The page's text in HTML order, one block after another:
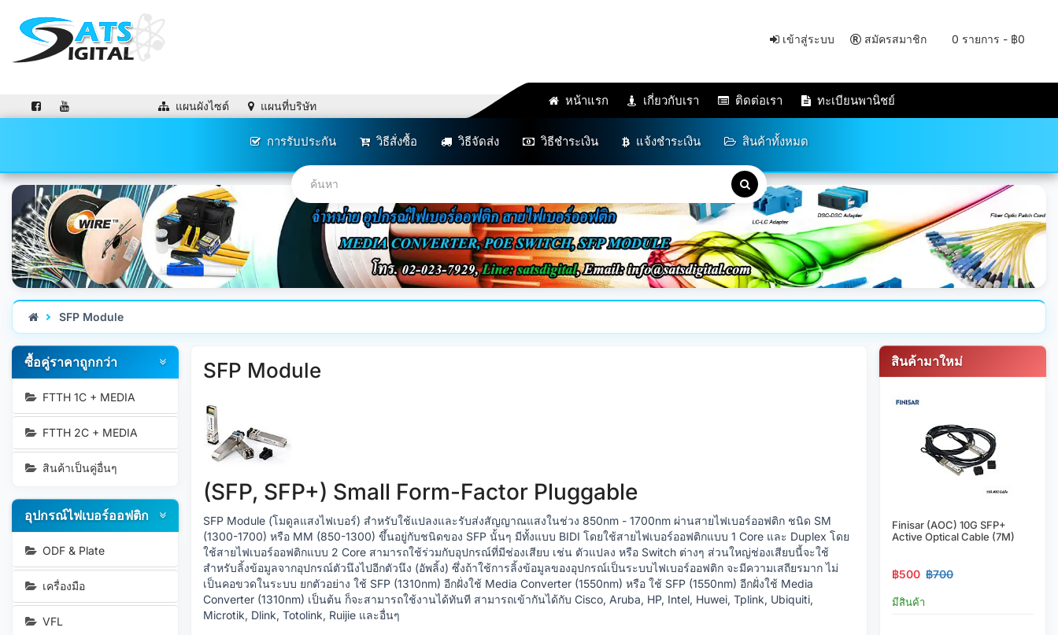
0 รายการ - ฿0
เข้าสู่ระบบ สมัครสมาชิก
แผนผังไซต์ แผนที่บริษัท หน้าแรก เกี่ยวกับเรา ติดต่อเรา ทะเบียนพานิชย์
การรับประกัน วิธีสั่งซื้อ วิธีจัดส่ง วิธีชำระเงิน แจ้งชำระเงิน สินค้าทั้งหมด
SFP Module
ซื้อคู่ราคาถูกกว่า
FTTH 1C + MEDIA
FTTH 2C + MEDIA
สินค้าเป็นคู่อื่นๆ
อุปกรณ์ไฟเบอร์ออฟติก
ODF & Plate
เครื่องมือ
VFL
SFP Module
(SFP, SFP+) Small Form-Factor Pluggable
SFP Module (โมดูลแสงไฟเบอร์) สำหรับใช้แปลงและรับส่งสัญญาณแสงในช่วง 850nm - 1700nm ผ่านสายไฟเบอร์ออฟติก ชนิด SM
(1300-1700) หรือ MM (850-1300) ขึ้นอยู่กับชนิดของ SFP นั้นๆ มีทั้งแบบ BIDI โดยใช้สายไฟเบอร์ออฟติกแบบ 1 Core และ Duplex โดย
ใช้สายไฟเบอร์ออฟติกแบบ 2 Core สามารถใช้ร่วมกับอุปกรณ์ที่มีช่องเสียบ เช่น ตัวแปลง หรือ Switch ต่างๆ ส่วนใหญ่ช่องเสียบนี้จะใช้
สำหรับลิ้งข้อมูลจากอุปกรณ์ตัวนึงไปอีกตัวนึง (อัพลิ้ง) ซึ่งถ้าใช้การลิ้งข้อมูลของอุปกรณ์เป็นระบบไฟเบอร์ออฟติก จะมีความเสถียรมาก ไม่
เป็นคอขวดในระบบ ยกตัวอย่าง ใช้ SFP (1310nm) อีกฝั่งใช้ Media Converter (1550nm) หรือ ใช้ SFP (1550nm) อีกฝั่งใช้ Media
Converter (1310nm) เป็นต้น ก็จะสามารถใช้งานได้ทันที สามารถเข้ากันได้กับ Cisco, Aruba, HP, Intel, Huwei, Tplink, Ubiquiti,
Microtik, Dlink, Totolink, Ruijie และอื่นๆ
สินค้ามาใหม่
Finisar (AOC) 10G SFP+
Active Optical Cable (7M)
฿500 ฿700
มีสินค้า